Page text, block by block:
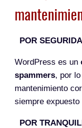
POR
WordPress es un
spammers, por
mantenimiento
siempre
POR